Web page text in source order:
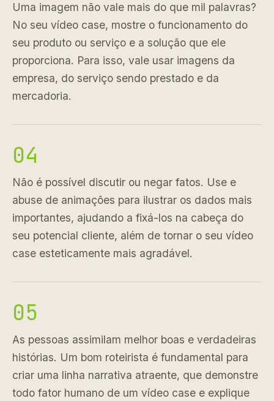
Uma imagem não vale mais do que mil palavras?
No seu vídeo case, mostre o funcionamento do
seu produto ou serviço e a solução que ele
proporciona. Para isso, vale usar imagens da
empresa, do serviço sendo prestado e da
mercadoria.
04
Não é possível discutir ou negar fatos. Use e
abuse de animações para ilustrar os dados mais
importantes, ajudando a fixá-los na cabeça do
seu potencial cliente, além de tornar o seu vídeo
case esteticamente mais agradável.
05
As pessoas assimilam melhor boas e verdadeiras
histórias. Um bom roteirista é fundamental para
criar uma linha narrativa atraente, que demonstre
todo fator humano de um vídeo case e explique